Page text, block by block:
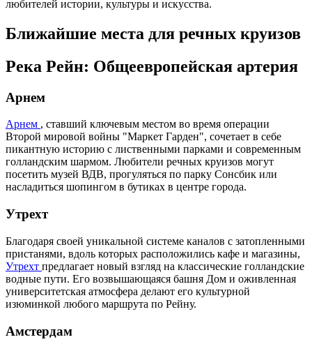
любителей истории, культуры и искусства.
Ближайшие места для речных круизов
Река Рейн: Общеевропейская артерия
Арнем
Арнем , ставший ключевым местом во время операции
Второй мировой войны "Маркет Гарден", сочетает в себе
пикантную историю с лиственными парками и современным
голландским шармом. Любители речных круизов могут
посетить музей ВДВ, прогуляться по парку Сонсбик или
насладиться шопингом в бутиках в центре города.
Утрехт
Благодаря своей уникальной системе каналов с затопленными
пристанями, вдоль которых расположились кафе и магазины,
Утрехт предлагает новый взгляд на классические голландские
водные пути. Его возвышающаяся башня Дом и оживленная
университетская атмосфера делают его культурной
изюминкой любого маршрута по Рейну.
Амстердам